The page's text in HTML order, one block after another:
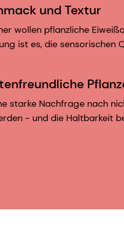
und Textur
wollen pflanzliche
ist es, die sensorischen
starke Nachfrage nach
- und die Haltbarkeit